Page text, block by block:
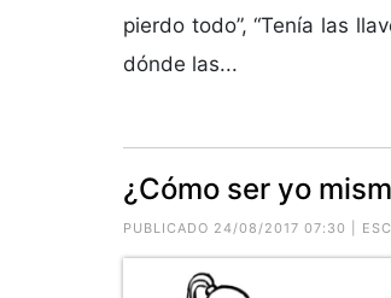
pierdo todo”, “Tenía las
dónde las...
¿Cómo ser yo
PUBLICADO 24/08/2017 07:30 |